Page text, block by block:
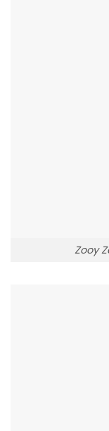
Zooy